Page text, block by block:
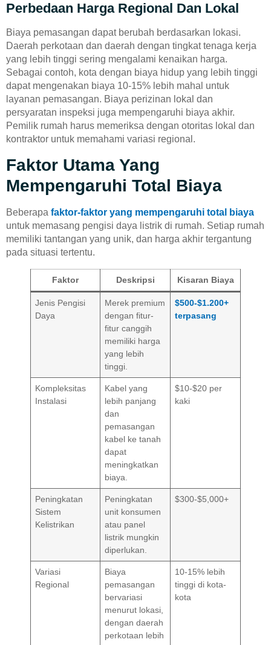
Perbedaan Harga Regional Dan Lokal
Biaya pemasangan dapat berubah berdasarkan lokasi.
Daerah perkotaan dan daerah dengan tingkat tenaga kerja
yang lebih tinggi sering mengalami kenaikan harga.
Sebagai contoh, kota dengan biaya hidup yang lebih tinggi
dapat mengenakan biaya 10-15% lebih mahal untuk
layanan pemasangan. Biaya perizinan lokal dan
persyaratan inspeksi juga mempengaruhi biaya akhir.
Pemilik rumah harus memeriksa dengan otoritas lokal dan
kontraktor untuk memahami variasi regional.
Faktor Utama Yang
Mempengaruhi Total Biaya
Beberapa faktor-faktor yang mempengaruhi total biaya
untuk memasang pengisi daya listrik di rumah. Setiap rumah
memiliki tantangan yang unik, dan harga akhir tergantung
pada situasi tertentu.
Faktor Deskripsi Kisaran Biaya
Jenis Pengisi
Daya
Merek premium
dengan fitur-
fitur canggih
memiliki harga
yang lebih
tinggi.
$500-$1.200+
terpasang
Kompleksitas
Instalasi
Kabel yang
lebih panjang
dan
pemasangan
kabel ke tanah
dapat
meningkatkan
biaya.
$10-$20 per
kaki
Peningkatan
Sistem
Kelistrikan
Peningkatan
unit konsumen
atau panel
listrik mungkin
diperlukan.
$300-$5,000+
Variasi
Regional
Biaya
pemasangan
bervariasi
menurut lokasi,
dengan daerah
perkotaan lebih
10-15% lebih
tinggi di kota-
kota